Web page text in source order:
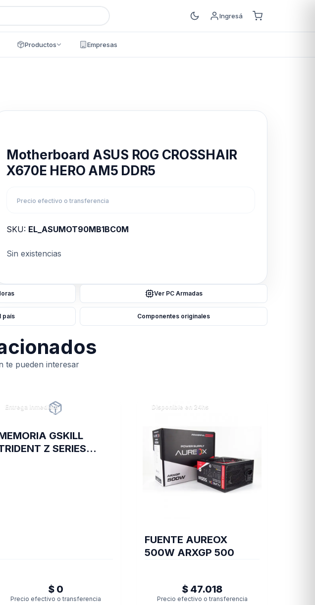
Ingresá
Productos Empresas
Motherboard ASUS ROG CROSSHAIR
X670E HERO AM5 DDR5
Precio efectivo o transferencia
SKU: EL_ASUMOT90MB1BC0M
Sin existencias
Ver PC Armadas
país Componentes originales
te pueden interesar
Entrega inmediata
GSKILL
Z SERIES
$ 0
Precio efectivo o transferencia
Disponible en 24hs
FUENTE AUREOX
500W ARXGP 500
$ 47.018
Precio efectivo o transferencia